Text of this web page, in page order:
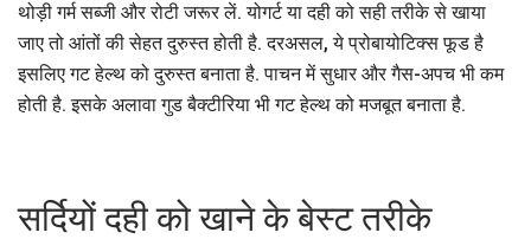
थोड़ी गर्म सब्जी और रोटी जरूर लें. योगर्ट या दही को सही तरीके से खाया
जाए तो आंतों की सेहत दुरुस्त होती है. दरअसल, ये प्रोबायोटिक्स फूड है
इसलिए गट हेल्थ को दुरुस्त बनाता है. पाचन में सुधार और गैस-अपच भी कम
होती है. इसके अलावा गुड बैक्टीरिया भी गट हेल्थ को मजबूत बनाता है.
सर्दियों दही को खाने के बेस्ट तरीके